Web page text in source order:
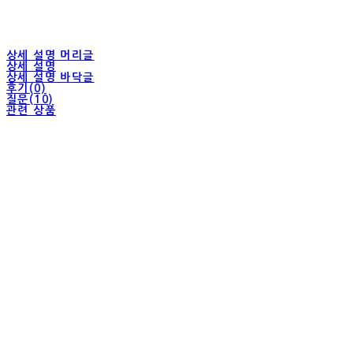
상세 설명 머리글
상세 설명
상세 설명 바닥글
후기(0)
질문(10)
관련 상품